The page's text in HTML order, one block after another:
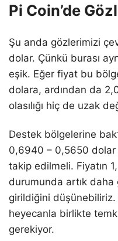
Pi Coin’de
Şu anda gözlerimizi
dolar. Çünkü burası
eşik. Eğer fiyat bu
dolara, ardından da
olasılığı hiç de uzak
Destek bölgelerine
0,6940 – 0,5650
takip edilmeli. Fiyatın
durumunda artık
girildiğini
heyecanla birlikte
gerekiyor.